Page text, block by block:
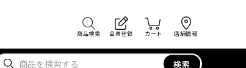
商品検索 会員登録 カート 店舗情報
検索